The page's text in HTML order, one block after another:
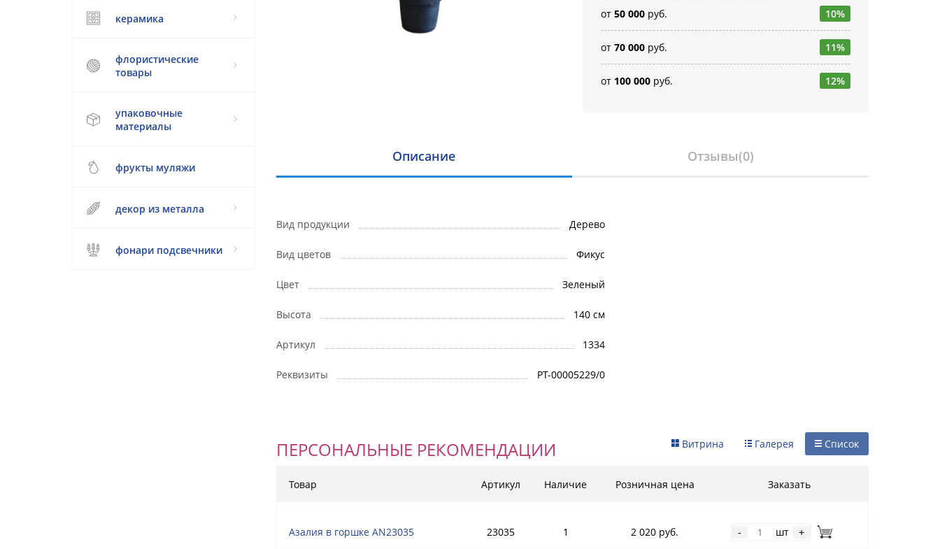
керамика
флористические
товары
упаковочные
материалы
фрукты муляжи
декор из металла
фонари подсвечники
от50 000 руб. 10%
от70 000 руб. 11%
от 100 000 руб. 12%
Описание Отзывы(0)
Вид продукции Дерево
Вид цветов Фикус
Цвет Зеленый
Высота 140 см
Артикул 1334
Реквизиты РТ-00005229/0
ПЕРСОНАЛЬНЫЕ РЕКОМЕНДАЦИИ Список
Галерея
Витрина
Товар Артикул Наличие Розничная цена Заказать
Азалия в горшке AN23035 23035 1 2 020 руб. - шт +